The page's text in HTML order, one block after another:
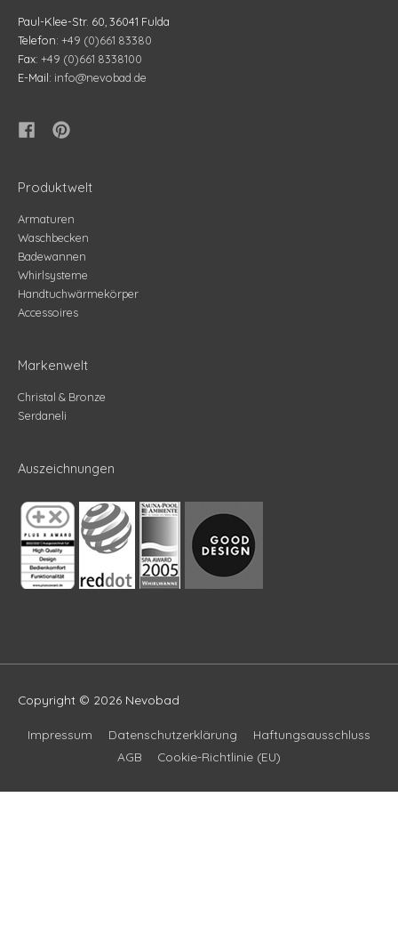
Paul-Klee-Str. 60, 36041 Fulda
Telefon: +49 (0)661 83380
Fax: +49 (0)661 8338100
E-Mail: info@nevobad.de
Produktwelt
Armaturen
Waschbecken
Badewannen
Whirlsysteme
Handtuchwärmekörper
Accessoires
Markenwelt
Christal & Bronze
Serdaneli
Auszeichnungen
Copyright © 2026 Nevobad
Impressum Datenschutzerklärung
Haftungsausschluss
AGB
Cookie-Richtlinie (EU)